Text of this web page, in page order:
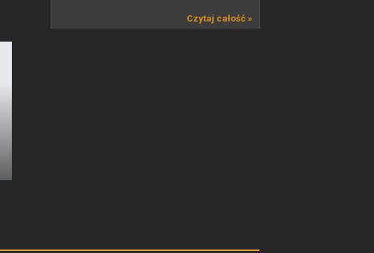
Czytaj całość »